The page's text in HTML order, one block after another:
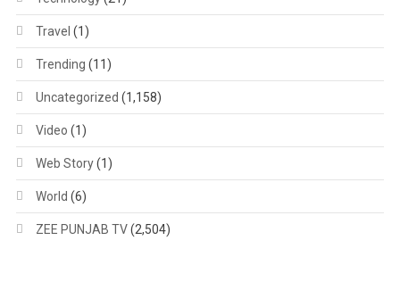
Travel (1)
Trending (11)
Uncategorized (1,158)
Video (1)
Web Story(1)
World (6)
ZEE PUNJAB TV(2,504)